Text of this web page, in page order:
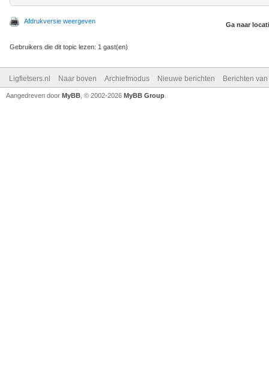
Afdrukversie weergeven Ga naar
Gebruikers die dit topic lezen: 1 gast(en)
Ligfietsers.nl Naar boven Archiefmodus Nieuwe berichten Berichten
Aangedreven door MyBB , © 2002-2026 MyBB Group